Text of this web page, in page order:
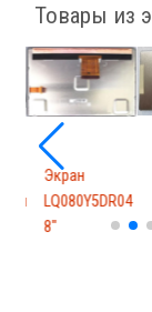
Товары из
Экран
LQ080Y5DR04
8"